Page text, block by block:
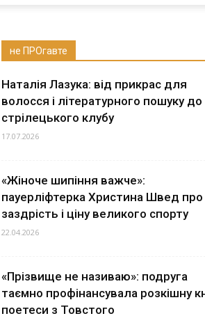
не ПРОгавте
Наталія Лазука: від прикрас для
волосся і літературного пошуку до
стрілецького клубу
17.07.2026
«Жіноче шипіння важче»:
пауерліфтерка Христина Швед про
заздрість і ціну великого спорту
22.04.2026
«Прізвище не називаю»: подруга
таємно профінансувала розкішну
поетеси з Товстого